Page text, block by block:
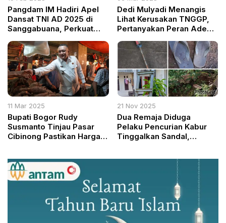
Pangdam IM Hadiri Apel
Dansat TNI AD 2025 di
Sanggabuana, Perkuat
Dedi Mulyadi Menangis
Lihat Kerusakan TNGGP,
Pertanyakan Peran Ade
Izin
11 Mar 2025
Bupati Bogor Rudy
Susmanto Tinjau Pasar
Cibinong Pastikan Harga
21 Nov 2025
Dua Remaja Diduga
Pelaku Pencurian Kabur
Tinggalkan Sandal,